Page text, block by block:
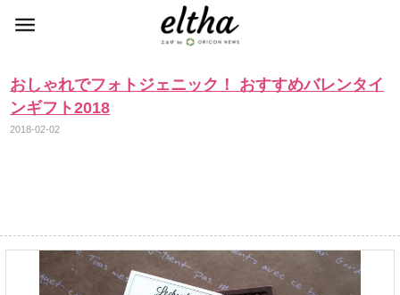
おしゃれでフォトジェニック！ おすすめバレンタイ
ンギフト2018
2018-02-02